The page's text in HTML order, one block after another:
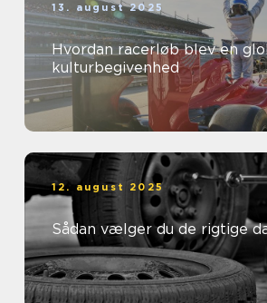
13. august 2025
Hvordan racerløb blev en
kulturbegivenhed
12. august 2025
Sådan vælger du de rigtige